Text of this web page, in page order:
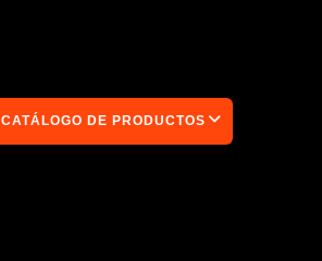
CATÁLOGO DE PRODUCTOS